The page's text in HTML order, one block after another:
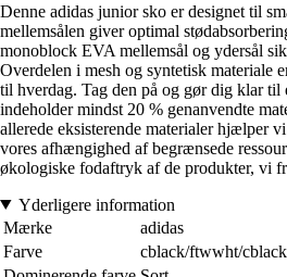
Denne adidas junior sko er designet til
mellemsålen giver optimal
monoblock EVA mellemsål og ydersål
Overdelen i mesh og syntetisk materiale
til hverdag. Tag den på og gør dig klar til
indeholder mindst 20 % genanvendte
allerede eksisterende materialer hjælper
vores afhængighed af begrænsede
økologiske fodaftryk af de produkter, vi
Yderligere information
Mærke
adidas
Farve
cblack/ftwwht/cblack